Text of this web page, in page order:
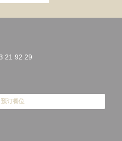
21 92 29
))
预订餐位